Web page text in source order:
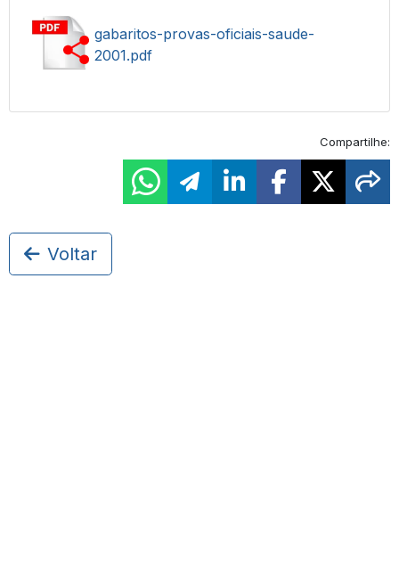
gabaritos-provas-oficiais-saude-
2001.pdf
Compartilhe:
Voltar